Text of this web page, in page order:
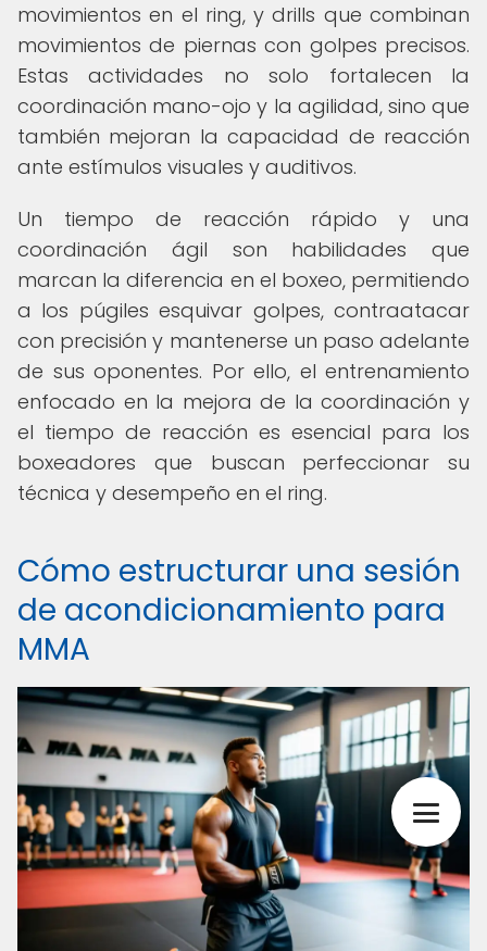
movimientos en el ring, y drills que combinan
movimientos de piernas con golpes precisos.
Estas actividades no solo fortalecen la
coordinación mano-ojo y la agilidad, sino que
también mejoran la capacidad de reacción
ante estímulos visuales y auditivos.
Un tiempo de reacción rápido y una
coordinación ágil son habilidades que
marcan la diferencia en el boxeo, permitiendo
a los púgiles esquivar golpes, contraatacar
con precisión y mantenerse un paso adelante
de sus oponentes. Por ello, el entrenamiento
enfocado en la mejora de la coordinación y
el tiempo de reacción es esencial para los
boxeadores que buscan perfeccionar su
técnica y desempeño en el ring.
Cómo estructurar una sesión
de acondicionamiento para
MMA